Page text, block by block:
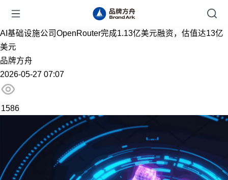
AI基础设施公司OpenRouter完成1.13亿美元融资，估值达13亿
美元
品牌方舟
2026-05-27 07:07
1586